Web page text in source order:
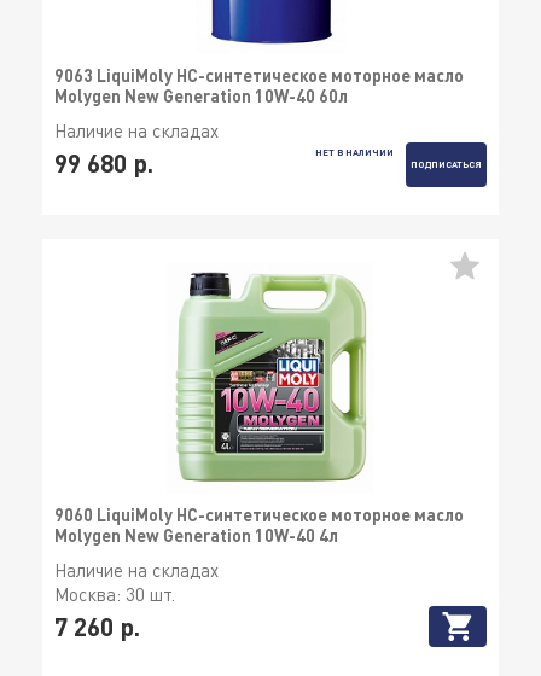
9063 LiquiMoly НС-синтетическое моторное масло
Molygen New Generation 10W-40 60л
Наличие на складах
99 680 р.
НЕТ В НАЛИЧИИ
ПОДПИСАТЬСЯ
9060 LiquiMoly НС-синтетическое моторное масло
Molygen New Generation 10W-40 4л
Наличие на складах
Москва: 30 шт.
7 260 р.